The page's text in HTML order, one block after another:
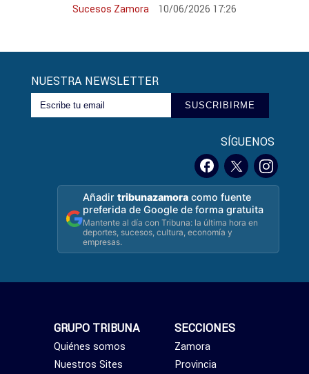
Sucesos Zamora 10/06/2026 17:26
NUESTRA NEWSLETTER
SUSCRIBIRME
SÍGUENOS
Añadirtribunazamora como fuente
preferida de Google de forma gratuita
Mantente al día con Tribuna: la última hora en
deportes, sucesos, cultura, economía y
empresas.
SECCIONES
Zamora
Provincia
GRUPO TRIBUNA
Quiénes somos
Nuestros Sites